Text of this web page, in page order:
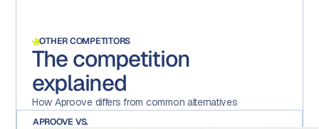
OTHER COMPETITORS
The competition
explained
How Aproove differs from common alternatives
APROOVE VS.